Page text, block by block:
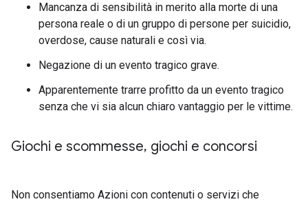
Mancanza di sensibilità in merito alla morte di una
persona reale o di un gruppo di persone per suicidio,
overdose, cause naturali e così via.
Negazione di un evento tragico grave.
Apparentemente trarre profitto da un evento tragico
senza che vi sia alcun chiaro vantaggio per le vittime.
Giochi e scommesse, giochi e concorsi
Non consentiamo Azioni con contenuti o servizi che